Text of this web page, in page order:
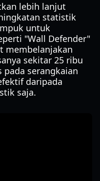
lebih lanjut
statistik
untuk
"Wall Defender"
membelanjakan
sekitar 25 ribu
serangkaian
daripada
saja.